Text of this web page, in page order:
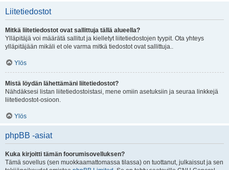
Liitetiedostot
Mitkä liitetiedostot ovat sallittuja tällä alueella?
Ylläpitäjä voi määrätä sallitut ja kielletyt liitetiedostojen tyypit. Ota yhteys
ylläpitäjään mikäli et ole varma mitkä tiedostot ovat sallittuja..
Ylös
Mistä löydän lähettämäni liitetiedostot?
Nähdäksesi listan liitetiedostoistasi, mene omiin asetuksiin ja seuraa linkkejä
liitetiedostot-osioon.
Ylös
phpBB -asiat
Kuka kirjoitti tämän foorumisovelluksen?
Tämä sovellus (sen muokkaamattomassa tilassa) on tuottanut, julkaissut ja sen